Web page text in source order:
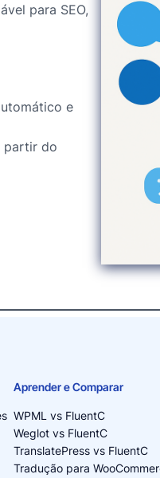
para SEO,
e
partir do
Aprender e Comparar
WPML vs FluentC
Weglot vs FluentC
TranslatePress vs FluentC
Tradução para